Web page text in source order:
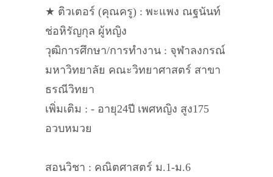
★ ติวเตอร์ (คุณครู) : พะแพง ณฐนันท์
ช่อหิรัญกุล ผู้หญิง
วุฒิการศึกษา/การทำงาน : จุฬาลงกรณ์
มหาวิทยาลัย คณะวิทยาศาสตร์ สาขา
ธรณีวิทยา
เพิ่มเติม : - อายุ24ปี เพศหญิง สูง175
อวบหมวย
สอนวิชา : คณิตศาสตร์ ม.1-ม.6